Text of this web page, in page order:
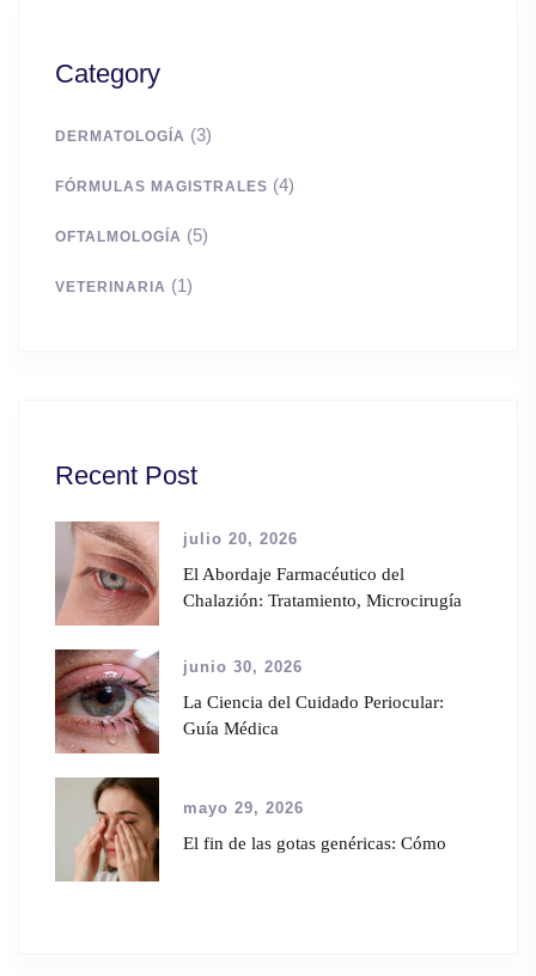
Category
DERMATOLOGÍA (3)
FÓRMULAS MAGISTRALES (4)
OFTALMOLOGÍA (5)
VETERINARIA (1)
Recent Post
julio 20, 2026
El Abordaje Farmacéutico del
Chalazión: Tratamiento, Microcirugía
junio 30, 2026
La Ciencia del Cuidado Periocular:
Guía Médica
mayo 29, 2026
El fin de las gotas genéricas: Cómo